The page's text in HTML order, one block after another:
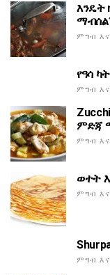
እንዴት
ምግብ
የዓሳ
ምግብ
ምድጃ
ምግብ
ወተት
ምግብ
ምግብ